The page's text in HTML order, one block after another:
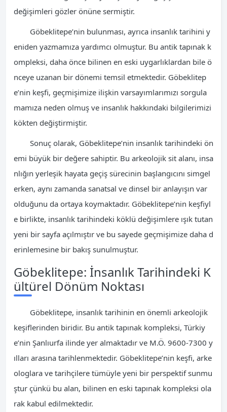
değişimleri gözler önüne sermiştir.
Göbeklitepe’nin bulunması, ayrıca insanlık tarihini y
eniden yazmamıza yardımcı olmuştur. Bu antik tapınak k
ompleksi, daha önce bilinen en eski uygarlıklardan bile ö
nceye uzanan bir dönemi temsil etmektedir. Göbeklitep
e’nin keşfi, geçmişimize ilişkin varsayımlarımızı sorgula
mamıza neden olmuş ve insanlık hakkındaki bilgilerimizi
kökten değiştirmiştir.
Sonuç olarak, Göbeklitepe’nin insanlık tarihindeki ön
emi büyük bir değere sahiptir. Bu arkeolojik sit alanı, insa
nlığın yerleşik hayata geçiş sürecinin başlangıcını simgel
erken, aynı zamanda sanatsal ve dinsel bir anlayışın var
olduğunu da ortaya koymaktadır. Göbeklitepe’nin keşfiyl
e birlikte, insanlık tarihindeki köklü değişimlere ışık tutan
yeni bir sayfa açılmıştır ve bu sayede geçmişimize daha d
erinlemesine bir bakış sunulmuştur.
Göbeklitepe: İnsanlık Tarihindeki K
ültürel Dönüm Noktası
Göbeklitepe, insanlık tarihinin en önemli arkeolojik
keşiflerinden biridir. Bu antik tapınak kompleksi, Türkiy
e’nin Şanlıurfa ilinde yer almaktadır ve M.Ö. 9600-7300 y
ılları arasına tarihlenmektedir. Göbeklitepe’nin keşfi, arke
ologlara ve tarihçilere tümüyle yeni bir perspektif sunmu
ştur çünkü bu alan, bilinen en eski tapınak kompleksi ola
rak kabul edilmektedir.